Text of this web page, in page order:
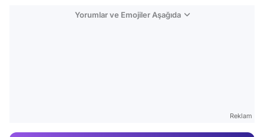
Yorumlar ve Emojiler Aşağıda
Reklam